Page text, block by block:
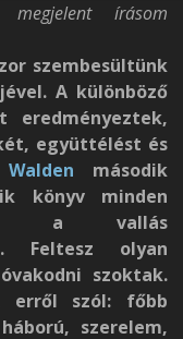
írásom
szembesültünk
A különböző
eredményeztek,
együttélést és
második
könyv minden
a vallás
Feltesz olyan
szoktak.
erről szól: főbb
szerelem,